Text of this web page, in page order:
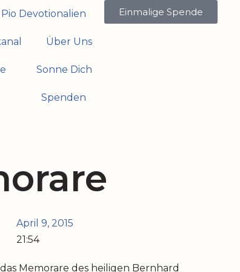
Devotionalien
Über Uns
Sonne Dich
Spenden
Einmalige Spende
April 9, 2015
21:54
Memorare des heiligen Bernhard